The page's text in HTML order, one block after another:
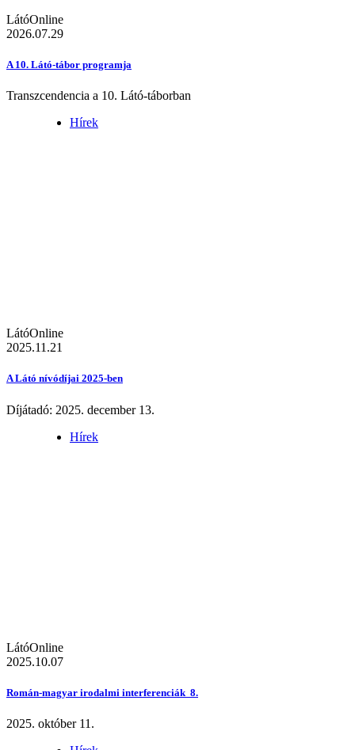
LátóOnline
2026.07.29
A 10. Látó-tábor programja
Transzcendencia a 10. Látó-táborban
Hírek
LátóOnline
2025.11.21
A Látó nívódíjai 2025-ben
Díjátadó: 2025. december 13.
Hírek
LátóOnline
2025.10.07
Román-magyar irodalmi interferenciák 8.
2025. október 11.